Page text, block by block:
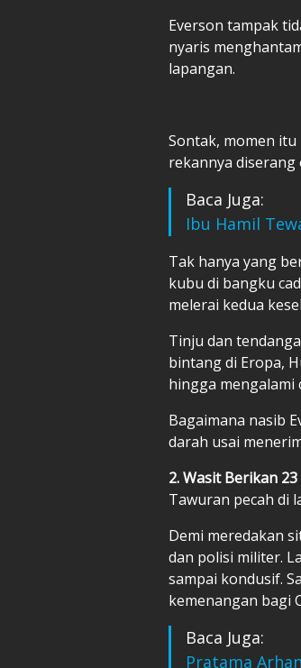
Everson tampak
nyaris
lapangan.
Sontak, momen
rekannya diserang
Baca Juga:
Ibu Hamil
Tak hanya yang
kubu di bangku
melerai kedua
Tinju dan
bintang di Eropa,
hingga mengalami
Bagaimana nasib
darah usai
2. Wasit Berikan
Tawuran pecah di
Demi meredakan
dan polisi militer.
sampai kondusif.
kemenangan bagi
Baca Juga:
Pratama